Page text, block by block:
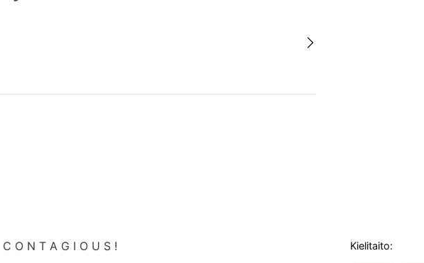
O N T A G I O U S ! Kielitaito: